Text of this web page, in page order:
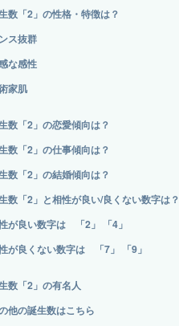
数「2」の性格・特徴は？
ス抜群
な感性
家肌
数「2」の恋愛傾向は？
数「2」の仕事傾向は？
数「2」の結婚傾向は？
数「2」と相性が良い/良くない数字は？
が良い数字は 「2」 「4」
が良くない数字は 「7」 「9」
数「2」の有名人
他の誕生数はこちら